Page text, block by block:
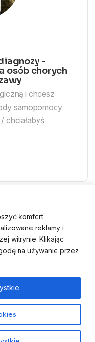
komfort
reklamy i
witrynie. Klikając
na używanie przez
-
osób chorych
i chcesz
samopomocy
chciałabyś
specjalistów